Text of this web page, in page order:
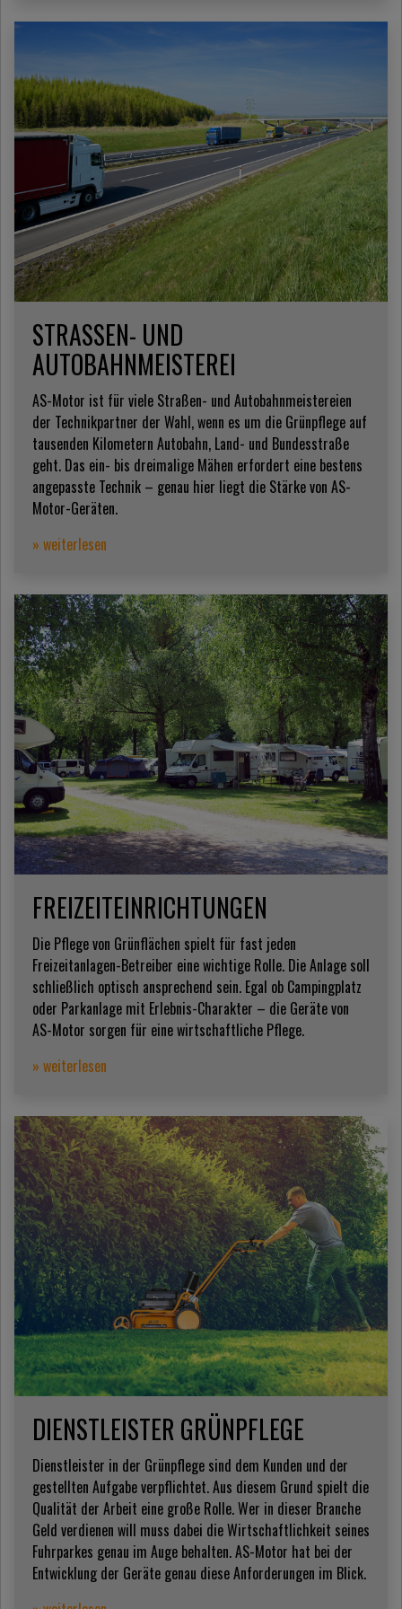
STRASSEN- UND A
UTOBAHNMEISTEREI
AS-Motor ist für viele Straßen- und Autobahnmeistereien
der Technikpartner der Wahl, wenn es um die Grünpflege auf
tausenden Kilometern Autobahn, Land- und Bundesstraße
geht. Das ein- bis dreimalige Mähen erfordert eine bestens
angepasste Technik – genau hier liegt die Stärke von AS-
Motor-Geräten.
» weiterlesen
FREIZEITEINRICHTUNGEN
Die Pflege von Grünflächen spielt für fast jeden
Freizeitanlagen-Betreiber eine wichtige Rolle. Die Anlage soll
schließlich optisch ansprechend sein. Egal ob Campingplatz
oder Parkanlage mit Erlebnis-Charakter – die Geräte von
AS-Motor sorgen für eine wirtschaftliche Pflege.
» weiterlesen
DIENSTLEISTER GRÜNPFLEGE
Dienstleister in der Grünpflege sind dem Kunden und der
gestellten Aufgabe verpflichtet. Aus diesem Grund spielt die
Qualität der Arbeit eine große Rolle. Wer in dieser Branche
Geld verdienen will muss dabei die Wirtschaftlichkeit seines
Fuhrparkes genau im Auge behalten. AS-Motor hat bei der
Entwicklung der Geräte genau diese Anforderungen im Blick.